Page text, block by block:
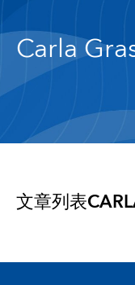
Carla
文章列表